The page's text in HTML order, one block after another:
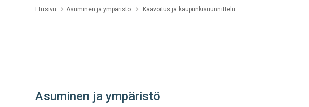
sulje
Etusivu Asuminen ja ympäristö Kaavoitus ja kaupunkisuunnittelu
Asuminen ja ympäristö